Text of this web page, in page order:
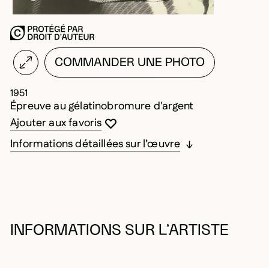
COMMANDER UNE PHOTO
1951
Épreuve au gélatinobromure d'argent
Vous devez être connecté pour ajouter
Fermer la modale
Ouvrir la modale
Ajouter aux favoris
Informations détaillées sur l’œuvre
INFORMATIONS SUR L’ARTISTE